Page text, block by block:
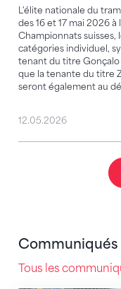
L'élite nationale du
des 16 et 17 mai 2026 à
Championnats
catégories individuel,
tenant du titre Gonçalo
que la tenante du titre
seront également au
12.05.2026
Communiqués
Tous les